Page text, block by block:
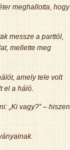
meghallotta, hogy
messze a parttól,
mellette meg
amely tele volt
el a háló.
„Ki vagy?” – hiszen